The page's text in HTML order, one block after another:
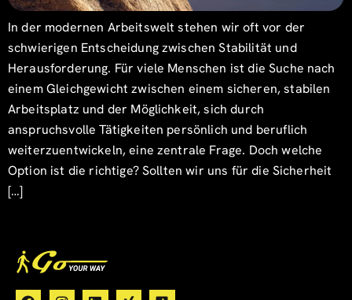
In der modernen Arbeitswelt stehen wir oft vor der
schwierigen Entscheidung zwischen Stabilität und
Herausforderung. Für viele Menschen ist die Suche nach
einem Gleichgewicht zwischen einem sicheren, stabilen
Arbeitsplatz und der Möglichkeit, sich durch
anspruchsvolle Tätigkeiten persönlich und beruflich
weiterzuentwickeln, eine zentrale Frage. Doch welche
Option ist die richtige? Sollten wir uns für die Sicherheit
[…]